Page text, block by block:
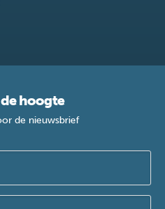
hoogte
de nieuwsbrief